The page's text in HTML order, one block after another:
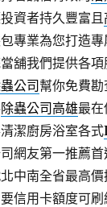
資者持久豐富且
專業為您打造
舖我們提供各
公司 幫你免費
除蟲公司高雄最
潔廚房浴室各式
網友第一推薦
中南全省最高
信用卡額度可